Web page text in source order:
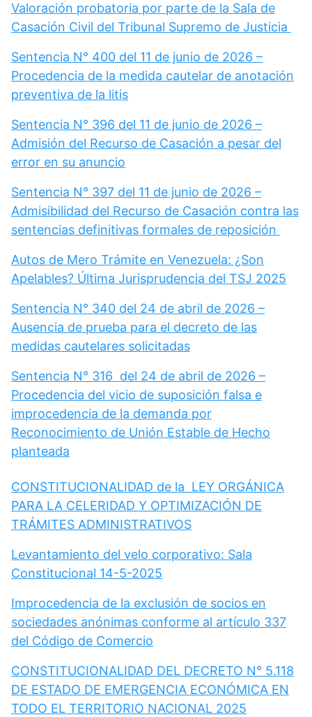
Valoración probatoria por parte de la Sala de
Casación Civil del Tribunal Supremo de Justicia
Sentencia N° 400 del 11 de junio de 2026 –
Procedencia de la medida cautelar de anotación
preventiva de la litis
Sentencia N° 396 del 11 de junio de 2026 –
Admisión del Recurso de Casación a pesar del
error en su anuncio
Sentencia N° 397 del 11 de junio de 2026 –
Admisibilidad del Recurso de Casación contra las
sentencias definitivas formales de reposición
Autos de Mero Trámite en Venezuela: ¿Son
Apelables? Última Jurisprudencia del TSJ 2025
Sentencia N° 340 del 24 de abril de 2026 –
Ausencia de prueba para el decreto de las
medidas cautelares solicitadas
Sentencia N° 316 del 24 de abril de 2026 –
Procedencia del vicio de suposición falsa e
improcedencia de la demanda por
Reconocimiento de Unión Estable de Hecho
planteada
CONSTITUCIONALIDAD de la LEY ORGÁNICA
PARA LA CELERIDAD Y OPTIMIZACIÓN DE
TRÁMITES ADMINISTRATIVOS
Levantamiento del velo corporativo: Sala
Constitucional 14-5-2025
Improcedencia de la exclusión de socios en
sociedades anónimas conforme al artículo 337
del Código de Comercio
CONSTITUCIONALIDAD DEL DECRETO N° 5.118
DE ESTADO DE EMERGENCIA ECONÓMICA EN
TODO EL TERRITORIO NACIONAL 2025